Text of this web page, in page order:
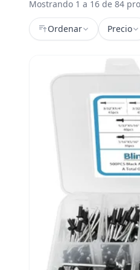
Mostrando 1 a 16 de 84
Ordenar Precio